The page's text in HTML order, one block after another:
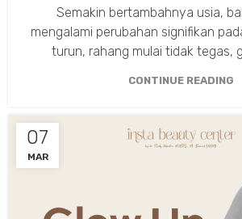
Semakin bertambahnya usia,
mengalami perubahan signifikan
turun, rahang mulai tidak tegas,
CONTINUE READING
07
MAR